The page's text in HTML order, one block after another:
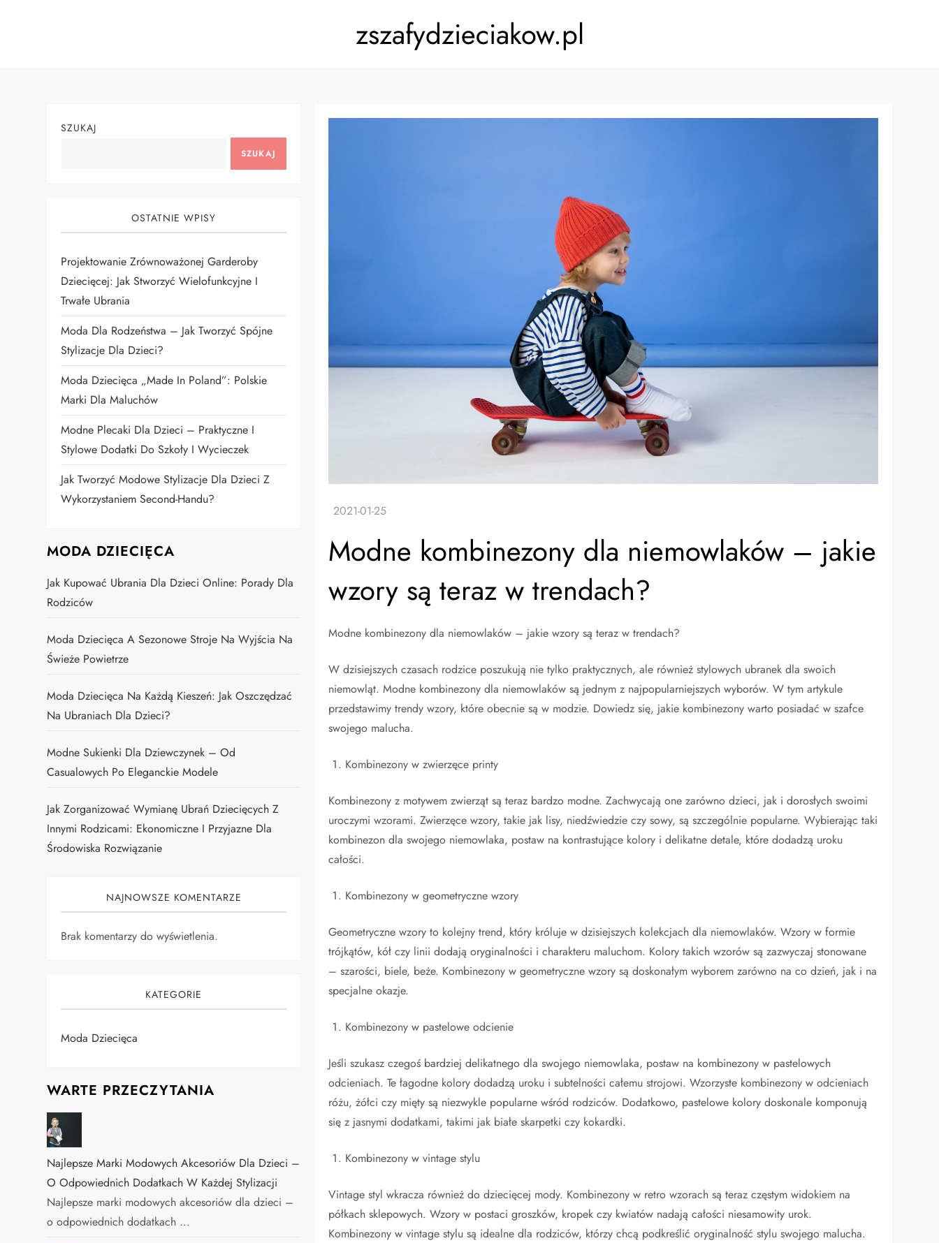
zszafydzieciakow.pl
Modne kombinezony dla niemowlaków – jakie
wzory są teraz w trendach?
Modne kombinezony dla niemowlaków – jakie wzory są teraz w trendach?
W dzisiejszych czasach rodzice poszukują nie tylko praktycznych, ale również stylowych ubranek dla swoich
niemowląt. Modne kombinezony dla niemowlaków są jednym z najpopularniejszych wyborów. W tym artykule
przedstawimy trendy wzory, które obecnie są w modzie. Dowiedz się, jakie kombinezony warto posiadać w szafce
swojego malucha.
Kombinezony w zwierzęce printy
Kombinezony z motywem zwierząt są teraz bardzo modne. Zachwycają one zarówno dzieci, jak i dorosłych swoimi
uroczymi wzorami. Zwierzęce wzory, takie jak lisy, niedźwiedzie czy sowy, są szczególnie popularne. Wybierając taki
kombinezon dla swojego niemowlaka, postaw na kontrastujące kolory i delikatne detale, które dodadzą uroku
całości.
Kombinezony w geometryczne wzory
Geometryczne wzory to kolejny trend, który króluje w dzisiejszych kolekcjach dla niemowlaków. Wzory w formie
trójkątów, kół czy linii dodają oryginalności i charakteru maluchom. Kolory takich wzorów są zazwyczaj stonowane
– szarości, biele, beże. Kombinezony w geometryczne wzory są doskonałym wyborem zarówno na co dzień, jak i na
specjalne okazje.
Kombinezony w pastelowe odcienie
Jeśli szukasz czegoś bardziej delikatnego dla swojego niemowlaka, postaw na kombinezony w pastelowych
odcieniach. Te łagodne kolory dodadzą uroku i subtelności całemu strojowi. Wzorzyste kombinezony w odcieniach
różu, żółci czy mięty są niezwykle popularne wśród rodziców. Dodatkowo, pastelowe kolory doskonale komponują
się z jasnymi dodatkami, takimi jak białe skarpetki czy kokardki.
Kombinezony w vintage stylu
Vintage styl wkracza również do dziecięcej mody. Kombinezony w retro wzorach są teraz częstym widokiem na
półkach sklepowych. Wzory w postaci groszków, kropek czy kwiatów nadają całości niesamowity urok.
Kombinezony w vintage stylu są idealne dla rodziców, którzy chcą podkreślić oryginalność stylu swojego malucha.
SZUKAJ
SZUKAJ
OSTATNIE WPISY
Projektowanie Zrównoważonej Garderoby
Dziecięcej: Jak Stworzyć Wielofunkcyjne I
Trwałe Ubrania
Moda Dla Rodzeństwa – Jak Tworzyć Spójne
Stylizacje Dla Dzieci?
Moda Dziecięca „Made In Poland”: Polskie
Marki Dla Maluchów
Modne Plecaki Dla Dzieci – Praktyczne I
Stylowe Dodatki Do Szkoły I Wycieczek
Jak Tworzyć Modowe Stylizacje Dla Dzieci Z
Wykorzystaniem Second-Handu?
MODA DZIECIĘCA
Jak Kupować Ubrania Dla Dzieci Online: Porady Dla
Rodziców
Moda Dziecięca A Sezonowe Stroje Na Wyjścia Na
Świeże Powietrze
Moda Dziecięca Na Każdą Kieszeń: Jak Oszczędzać
Na Ubraniach Dla Dzieci?
Modne Sukienki Dla Dziewczynek – Od
Casualowych Po Eleganckie Modele
Jak Zorganizować Wymianę Ubrań Dziecięcych Z
Innymi Rodzicami: Ekonomiczne I Przyjazne Dla
Środowiska Rozwiązanie
NAJNOWSZE KOMENTARZE
Brak komentarzy do wyświetlenia.
KATEGORIE
Moda Dziecięca
WARTE PRZECZYTANIA
Najlepsze Marki Modowych Akcesoriów Dla Dzieci –
O Odpowiednich Dodatkach W Każdej Stylizacji
Najlepsze marki modowych akcesoriów dla dzieci –
o odpowiednich dodatkach …